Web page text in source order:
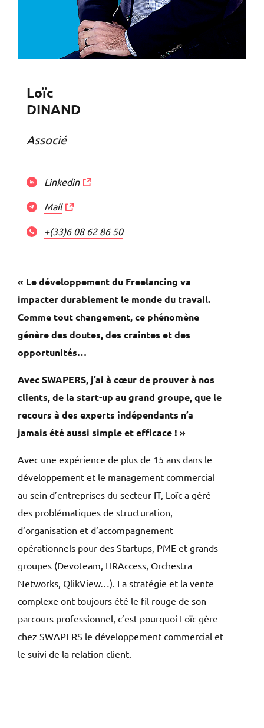
Loïc
DINAND
Associé
Linkedin
Mail
+(33)6 08 62 86 50
« Le développement du Freelancing va
impacter durablement le monde du travail.
Comme tout changement, ce phénomène
génère des doutes, des craintes et des
opportunités…
Avec SWAPERS, j’ai à cœur de prouver à nos
clients, de la start-up au grand groupe, que le
recours à des experts indépendants n’a
jamais été aussi simple et efficace ! »
Avec une expérience de plus de 15 ans dans le
développement et le management commercial
au sein d’entreprises du secteur IT, Loïc a géré
des problématiques de structuration,
d’organisation et d’accompagnement
opérationnels pour des Startups, PME et grands
groupes (Devoteam, HRAccess, Orchestra
Networks, QlikView…). La stratégie et la vente
complexe ont toujours été le fil rouge de son
parcours professionnel, c’est pourquoi Loïc gère
chez SWAPERS le développement commercial et
le suivi de la relation client.